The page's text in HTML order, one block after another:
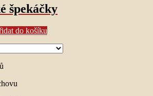
špekáčky
do košíku